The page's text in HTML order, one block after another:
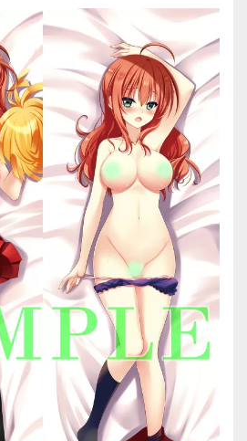
ー
ョ
ン